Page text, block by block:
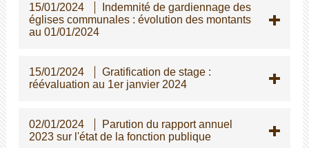
15/01/2024
Indemnité de gardiennage des
églises communales : évolution des montants
au 01/01/2024
15/01/2024
Gratification de stage :
réévaluation au 1er janvier 2024
02/01/2024
Parution du rapport annuel
2023 sur l'état de la fonction publique